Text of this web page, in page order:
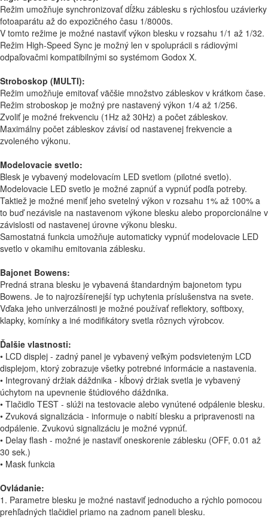
Režim umožňuje synchronizovať dĺžku záblesku s rýchlosťou uzávierky
fotoaparátu až do expozičného času 1/8000s.
V tomto režime je možné nastaviť výkon blesku v rozsahu 1/1 až 1/32.
Režim High-Speed Sync je možný len v spoluprácii s rádiovými
odpaľovačmi kompatibilnými so systémom Godox X.
Stroboskop (MULTI):
Režim umožňuje emitovať väčšie množstvo zábleskov v krátkom čase.
Režim stroboskop je možný pre nastavený výkon 1/4 až 1/256.
Zvoliť je možné frekvenciu (1Hz až 30Hz) a počet zábleskov.
Maximálny počet zábleskov závisí od nastavenej frekvencie a
zvoleného výkonu.
Modelovacie svetlo:
Blesk je vybavený modelovacím LED svetlom (pilotné svetlo).
Modelovacie LED svetlo je možné zapnúť a vypnúť podľa potreby.
Taktiež je možné meniť jeho svetelný výkon v rozsahu 1% až 100% a
to buď nezávisle na nastavenom výkone blesku alebo proporcionálne v
závislosti od nastavenej úrovne výkonu blesku.
Samostatná funkcia umožňuje automaticky vypnúť modelovacie LED
svetlo v okamihu emitovania záblesku.
Bajonet Bowens:
Predná strana blesku je vybavená štandardným bajonetom typu
Bowens. Je to najrozšírenejší typ uchytenia príslušenstva na svete.
Vďaka jeho univerzálnosti je možné používať reflektory, softboxy,
klapky, komínky a iné modifikátory svetla rôznych výrobcov.
Ďalšie vlastnosti:
• LCD displej - zadný panel je vybavený veľkým podsvieteným LCD
displejom, ktorý zobrazuje všetky potrebné informácie a nastavenia.
• Integrovaný držiak dáždnika - kĺbový držiak svetla je vybavený
úchytom na upevnenie štúdiového dáždnika.
• Tlačidlo TEST - slúži na testovacie alebo vynútené odpálenie blesku.
• Zvuková signalizácia - informuje o nabití blesku a pripravenosti na
odpálenie. Zvukovú signalizáciu je možné vypnúť.
• Delay flash - možné je nastaviť oneskorenie záblesku (OFF, 0.01 až
30 sek.)
• Mask funkcia
Ovládanie:
1. Parametre blesku je možné nastaviť jednoducho a rýchlo pomocou
prehľadných tlačidiel priamo na zadnom paneli blesku.